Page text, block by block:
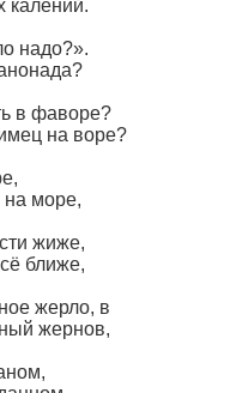
калений.
надо?».
в фаворе?
на воре?
море,
жиже,
ближе,
жерло, в
жернов,